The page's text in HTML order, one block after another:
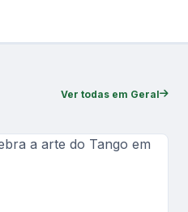
Ver todas em Geral